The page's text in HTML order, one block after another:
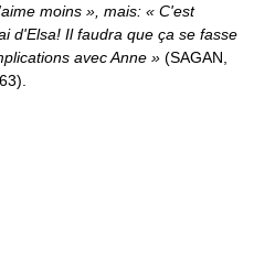
moins », mais: « C'est
d'Elsa! Il faudra que ça se fasse
avec Anne » (SAGAN,